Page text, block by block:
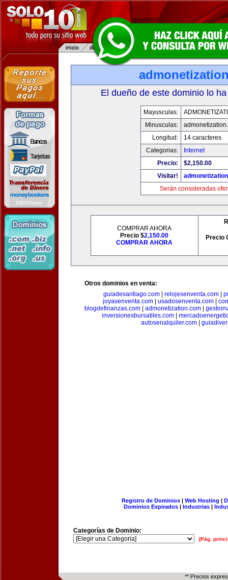
El dueño de este dominio lo
Mayusculas:
Minusculas:
Longitud:
14 caracteres
Categorias:
Internet
Precio:
$2,150.00
Visitar!
Serán consideradas
COMPRAR AHORA
Precio $2,150.00
COMPRAR AHORA
Precio
Otros dominios en venta:
guiadesantiago.com| relojesenventa.com|
joyasenventa.com
usadosenventa.com
blogdefinanzas.com
admonetization.com
inversionesbursatiles.com|
autosenalquiler.com|
Registro de Dominios| Web Hosting |
Dominios Expirados | Industrias |
Categorías de Dominio:
[Pág.
** Precios